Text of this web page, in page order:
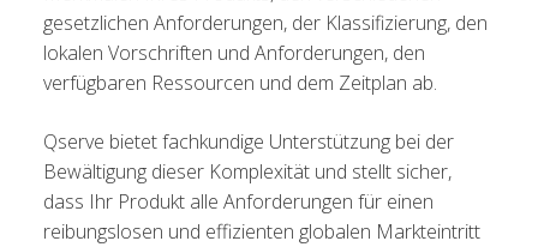
gesetzlichen Anforderungen, der Klassifizierung, den
lokalen Vorschriften und Anforderungen, den
verfügbaren Ressourcen und dem Zeitplan ab.
Qserve bietet fachkundige Unterstützung bei der
Bewältigung dieser Komplexität und stellt sicher,
dass Ihr Produkt alle Anforderungen für einen
reibungslosen und effizienten globalen Markteintritt